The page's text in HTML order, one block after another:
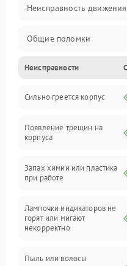
Неисправность движения
Общие поломки
Неисправность датчиков
Неисправность
Проблемы с сигналом
Батарея
Неисправности
Сильно греется корпус
Появление трещин на
корпуса
Запах химии или пластика
при работе
Лампочки индикаторов не
горят или мигают
некорректно
Пыль или волосы